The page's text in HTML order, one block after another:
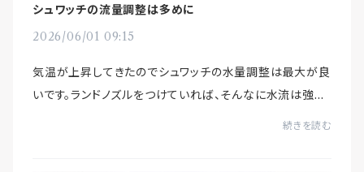
シュワッチの流量調整は多めに
2026/06/01 09:15
気温が上昇してきたのでシュワッチの水量調整は最大が良
いです。ランドノズルをつけていれば、そんなに水流は強く
ありません。水量を落とすと、微細気泡量は少なくなります
続きを読む